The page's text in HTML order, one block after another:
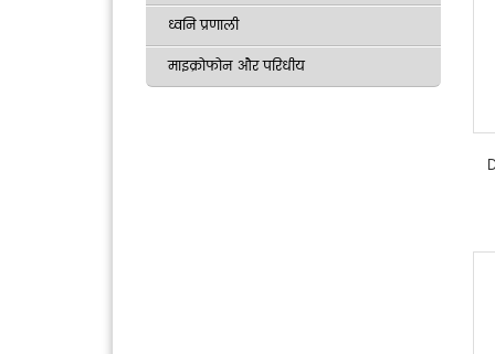
ध्वनि प्रणाली
माइक्रोफोन और परिधीय